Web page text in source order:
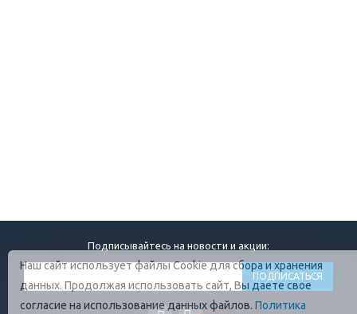
Подписывайтесь на новости и акции:
Наш сайт использует файлы Cookie для сбора и хранения
данных. Продолжая использовать сайт, Вы даете свое
согласие на использование данных файлов. Политика